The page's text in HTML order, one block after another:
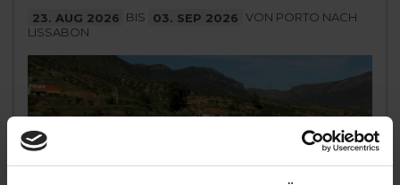
23. AUG 2026 BIS 03. SEP 2026 VON PORTO NACH
LISSABON